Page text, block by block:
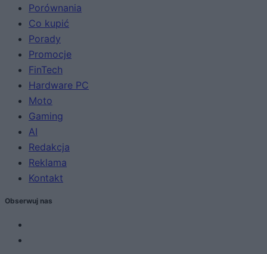
Porównania
Co kupić
Porady
Promocje
FinTech
Hardware PC
Moto
Gaming
AI
Redakcja
Reklama
Kontakt
Obserwuj nas